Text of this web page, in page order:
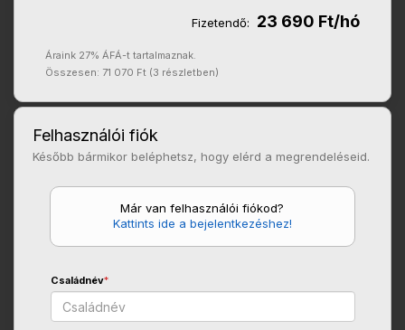
Fizetendő: 23 690 Ft/hó
Áraink 27% ÁFÁ-t tartalmaznak.
Összesen: 71 070 Ft (3 részletben)
Felhasználói fiók
Később bármikor beléphetsz, hogy elérd a megrendeléseid.
Már van felhasználói fiókod?
Kattints ide a bejelentkezéshez!
Családnév*